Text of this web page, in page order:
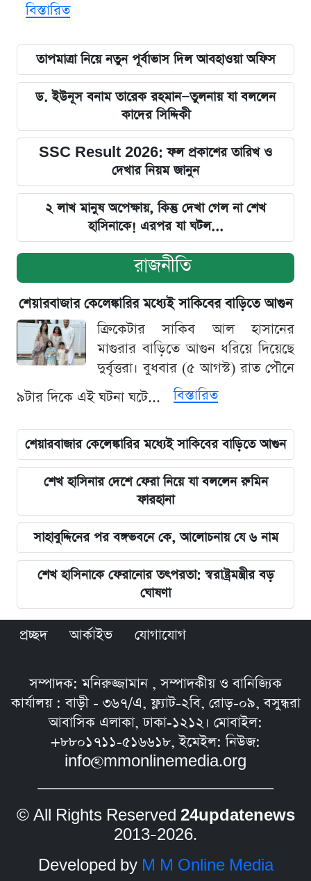
বিস্তারিত
তাপমাত্রা নিয়ে নতুন পূর্বাভাস দিল আবহাওয়া অফিস
ড. ইউনূস বনাম তারেক রহমান—তুলনায় যা বললেন
কাদের সিদ্দিকী
SSC Result 2026: ফল প্রকাশের তারিখ ও
দেখার নিয়ম জানুন
২ লাখ মানুষ অপেক্ষায়, কিন্তু দেখা গেল না শেখ
হাসিনাকে! এরপর যা ঘটল...
রাজনীতি
শেয়ারবাজার কেলেঙ্কারির মধ্যেই সাকিবের বাড়িতে আগুন
ক্রিকেটার সাকিব আল হাসানের
মাগুরার বাড়িতে আগুন ধরিয়ে দিয়েছে
দুর্বৃত্তরা। বুধবার (৫ আগস্ট) রাত পৌনে
৯টার দিকে এই ঘটনা ঘটে...
বিস্তারিত
শেয়ারবাজার কেলেঙ্কারির মধ্যেই সাকিবের বাড়িতে আগুন
শেখ হাসিনার দেশে ফেরা নিয়ে যা বললেন রুমিন
ফারহানা
সাহাবুদ্দিনের পর বঙ্গভবনে কে, আলোচনায় যে ৬ নাম
শেখ হাসিনাকে ফেরানোর তৎপরতা: স্বরাষ্ট্রমন্ত্রীর বড়
ঘোষণা
প্রচ্ছদ আর্কাইভ যোগাযোগ
সম্পাদক: মনিরুজ্জামান , সম্পাদকীয় ও বানিজ্যিক
কার্যালয় : বাড়ী - ৩৬৭/এ, ফ্ল্যাট-২বি, রোড়-০৯, বসুন্ধরা
আবাসিক এলাকা, ঢাকা-১২১২। মোবাইল:
+৮৮০১৭১১-৫১৬৬১৮, ইমেইল: নিউজ:
info@mmonlinemedia.org
© All Rights Reserved 24updatenews
2013–2026.
Developed by M M Online Media